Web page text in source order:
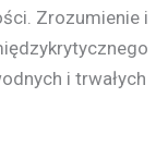
Zrozumienie i
i trwałych